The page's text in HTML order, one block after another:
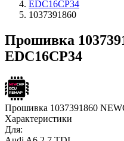
EDC16CP34
1037391860
Прошивка
EDC16CP34
Прошивка 1037391860
Характеристики
Для: